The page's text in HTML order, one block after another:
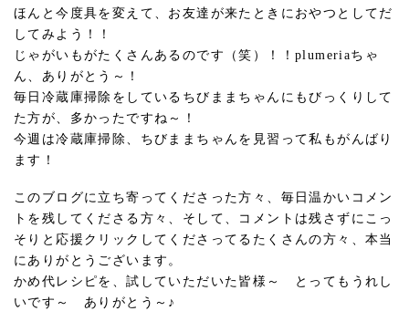
ほんと今度具を変えて、お友達が来たときにおやつとしてだ
してみよう！！
じゃがいもがたくさんあるのです（笑）！！plumeriaちゃ
ん、ありがとう～！
毎日冷蔵庫掃除をしているちびままちゃんにもびっくりして
た方が、多かったですね～！
今週は冷蔵庫掃除、ちびままちゃんを見習って私もがんばり
ます！
このブログに立ち寄ってくださった方々、毎日温かいコメン
トを残してくださる方々、そして、コメントは残さずにこっ
そりと応援クリックしてくださってるたくさんの方々、本当
にありがとうございます。
かめ代レシピを、試していただいた皆様～ とってもうれし
いです～ ありがとう～♪